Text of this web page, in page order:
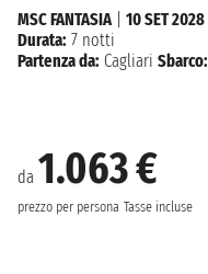
da 1.063 €
prezzo per persona Tasse incluse
MSC FANTASIA| 10 SET 2028
Durata: 7 notti
Partenza da: Cagliari Sbarco: